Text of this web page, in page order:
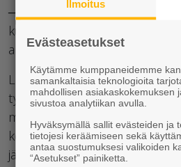
─Huomasin, että
kun näytin, että arvostan
ammattitaitoaan”, Jaakko
Lopuksi Jaakko toteaa, että
työyhteisössä, jossa
mukava tehdä töitä. Tehtaalle
kovasti jotain yhteistä
jälkeen.
Ilmoitus
Evästeasetukset
Käytämme kumppaneidemme
samankaltaisia teknologioita
mahdollisen asiakaskokemuksen
sivustoa analytiikan avulla.
Hyväksymällä sallit evästeiden ja
tietojesi keräämiseen sekä
antaa suostumuksesi valikoiden
“Asetukset” painiketta.